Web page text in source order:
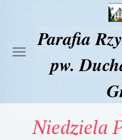
Parafia
pw.
Niedziela